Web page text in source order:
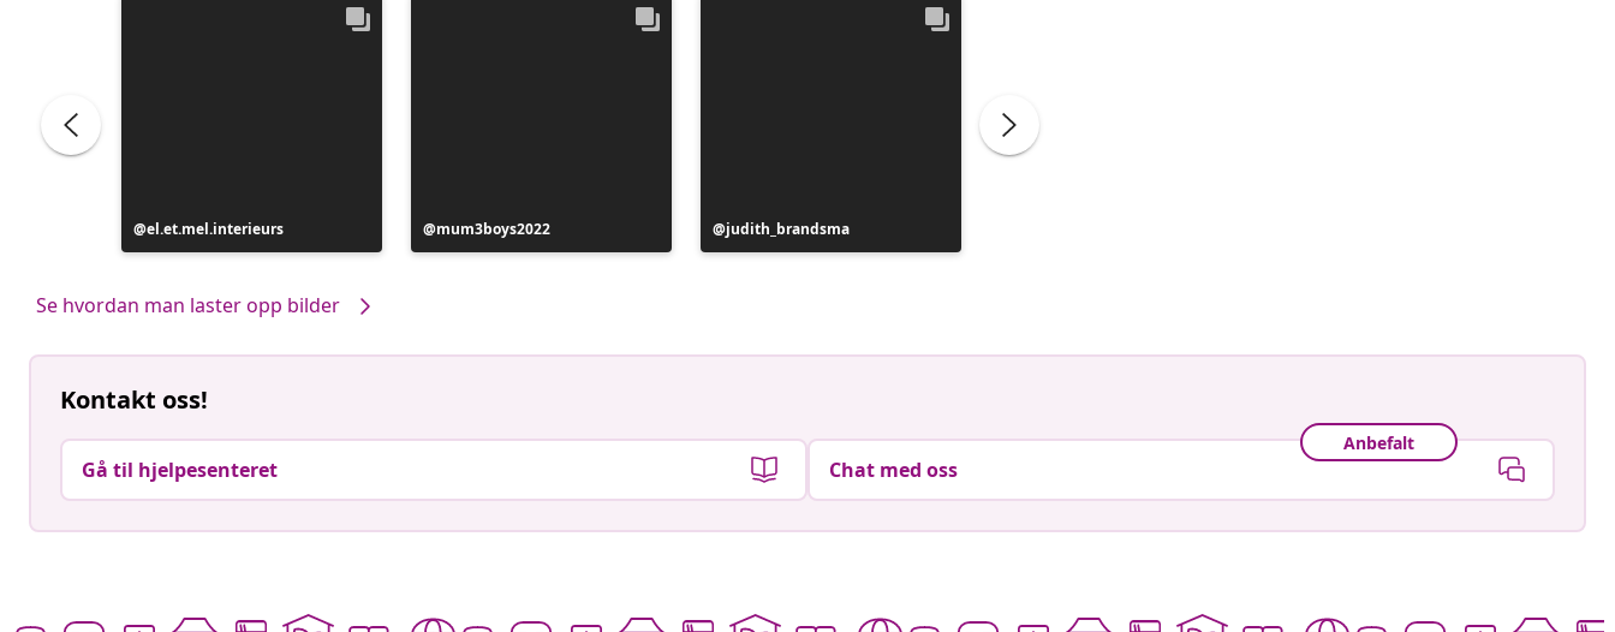
Innlegg
publisert
el.et.mel.interieurs
Innlegg
publisert
mum3boys2022
Innlegg
publisert
judith_brandsma
Se hvordan man laster opp bilder
Kontakt oss!
Gå til hjelpesenteret
Anbefalt
Chat med oss